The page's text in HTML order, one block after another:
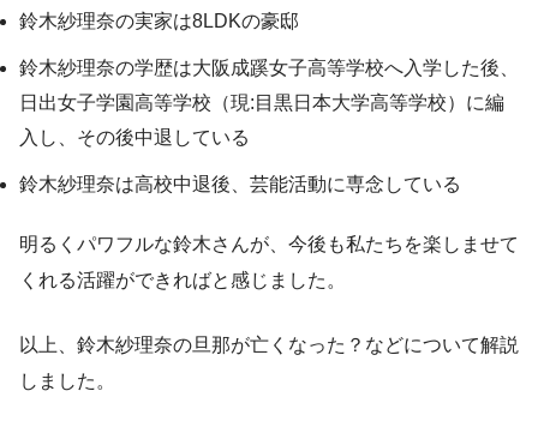
鈴木紗理奈の実家は8LDKの豪邸
鈴木紗理奈の学歴は大阪成蹊女子高等学校へ入学した後、
日出女子学園高等学校（現:目黒日本大学高等学校）に編
入し、その後中退している
鈴木紗理奈は高校中退後、芸能活動に専念している
明るくパワフルな鈴木さんが、今後も私たちを楽しませて
くれる活躍ができればと感じました。
以上、鈴木紗理奈の旦那が亡くなった？などについて解説
しました。